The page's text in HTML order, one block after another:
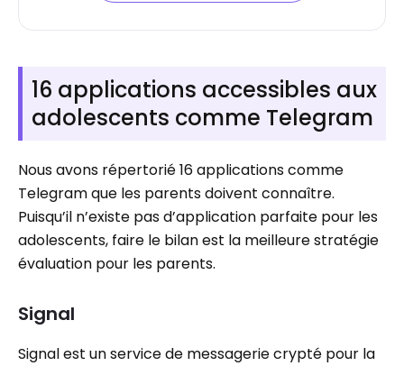
16 applications accessibles aux
adolescents comme Telegram
Nous avons répertorié 16 applications comme
Telegram que les parents doivent connaître.
Puisqu’il n’existe pas d’application parfaite pour les
adolescents, faire le bilan est la meilleure stratégie
évaluation pour les parents.
Signal
Signal est un service de messagerie crypté pour la